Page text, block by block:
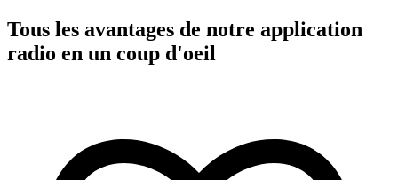
Tous les avantages de notre application
radio en un coup d'oeil